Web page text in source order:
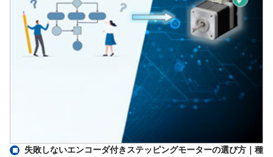
失敗しないエンコーダ付きステッピングモーターの選び方｜種